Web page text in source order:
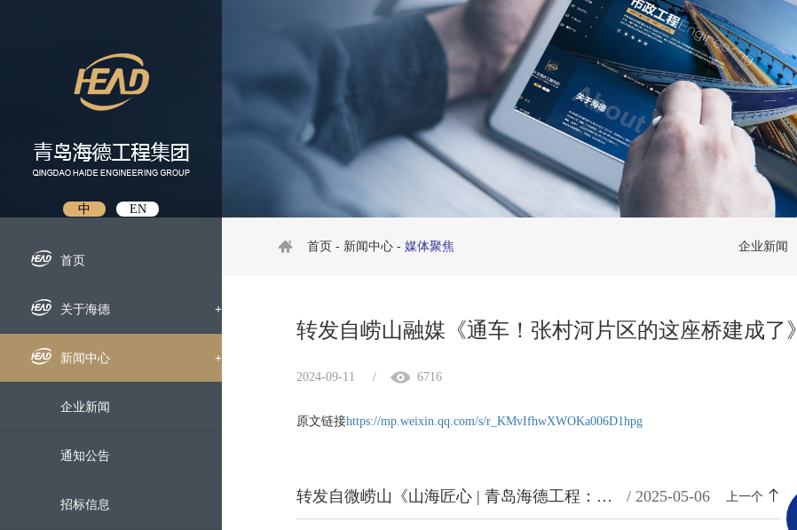
中 EN
首页
关于海德 +
企业概况
组织机构
下属公司
发展历程
新闻中心 +
企业新闻
通知公告
招标信息
首页 - 新闻中心 - 媒体聚焦 企业新闻
转发自崂山融媒《通车！张村河片区的这座桥建成了》
2024-09-11 / 6716
原文链接https://mp.weixin.qq.com/s/r_KMvIfhwXWOKa006D1hpg
转发自微崂山《山海匠心 | 青岛海德工程：以创新推动市政工程升级转型》 / 2025-05-06 上一个